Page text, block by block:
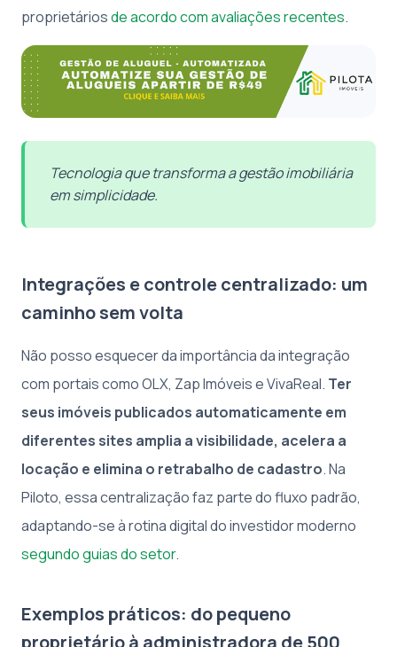
proprietáriosde acordo com avaliações recentes.
Tecnologia que transforma a gestão imobiliária
em simplicidade.
Integrações e controle centralizado: um
caminho sem volta
Não posso esquecer da importância da integração
com portais como OLX, Zap Imóveis e VivaReal. Ter
seus imóveis publicados automaticamente em
diferentes sites amplia a visibilidade, acelera a
locação e elimina o retrabalho de cadastro. Na
Piloto, essa centralização faz parte do fluxo padrão,
adaptando-se à rotina digital do investidor moderno
segundo guias do setor.
Exemplos práticos: do pequeno
proprietário à administradora de 500